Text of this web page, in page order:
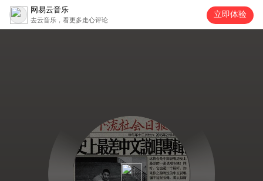
网易云音乐
去云音乐，看更多走心评论
立即体验